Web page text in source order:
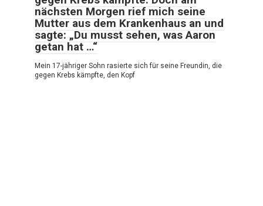
nächsten Morgen rief mich seine
Mutter aus dem Krankenhaus an und
sagte: „Du musst sehen, was Aaron
getan hat …“
Mein 17-jähriger Sohn rasierte sich für seine Freundin, die
gegen Krebs kämpfte, den Kopf